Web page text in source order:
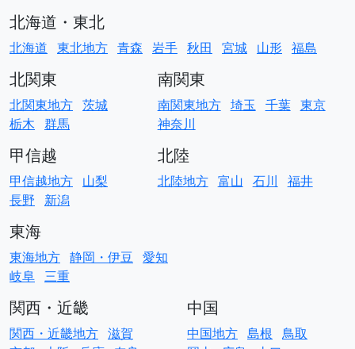
北海道・東北
北海道 東北地方 青森 岩手 秋田 宮城 山形 福島
北関東
北関東地方 茨城
栃木 群馬
南関東
南関東地方 埼玉 千葉 東京
神奈川
甲信越
甲信越地方 山梨
長野
新潟
北陸
北陸地方 富山 石川 福井
東海
東海地方 静岡・伊豆 愛知
岐阜 三重
関西・近畿
関西・近畿地方 滋賀
中国
中国地方 島根 鳥取